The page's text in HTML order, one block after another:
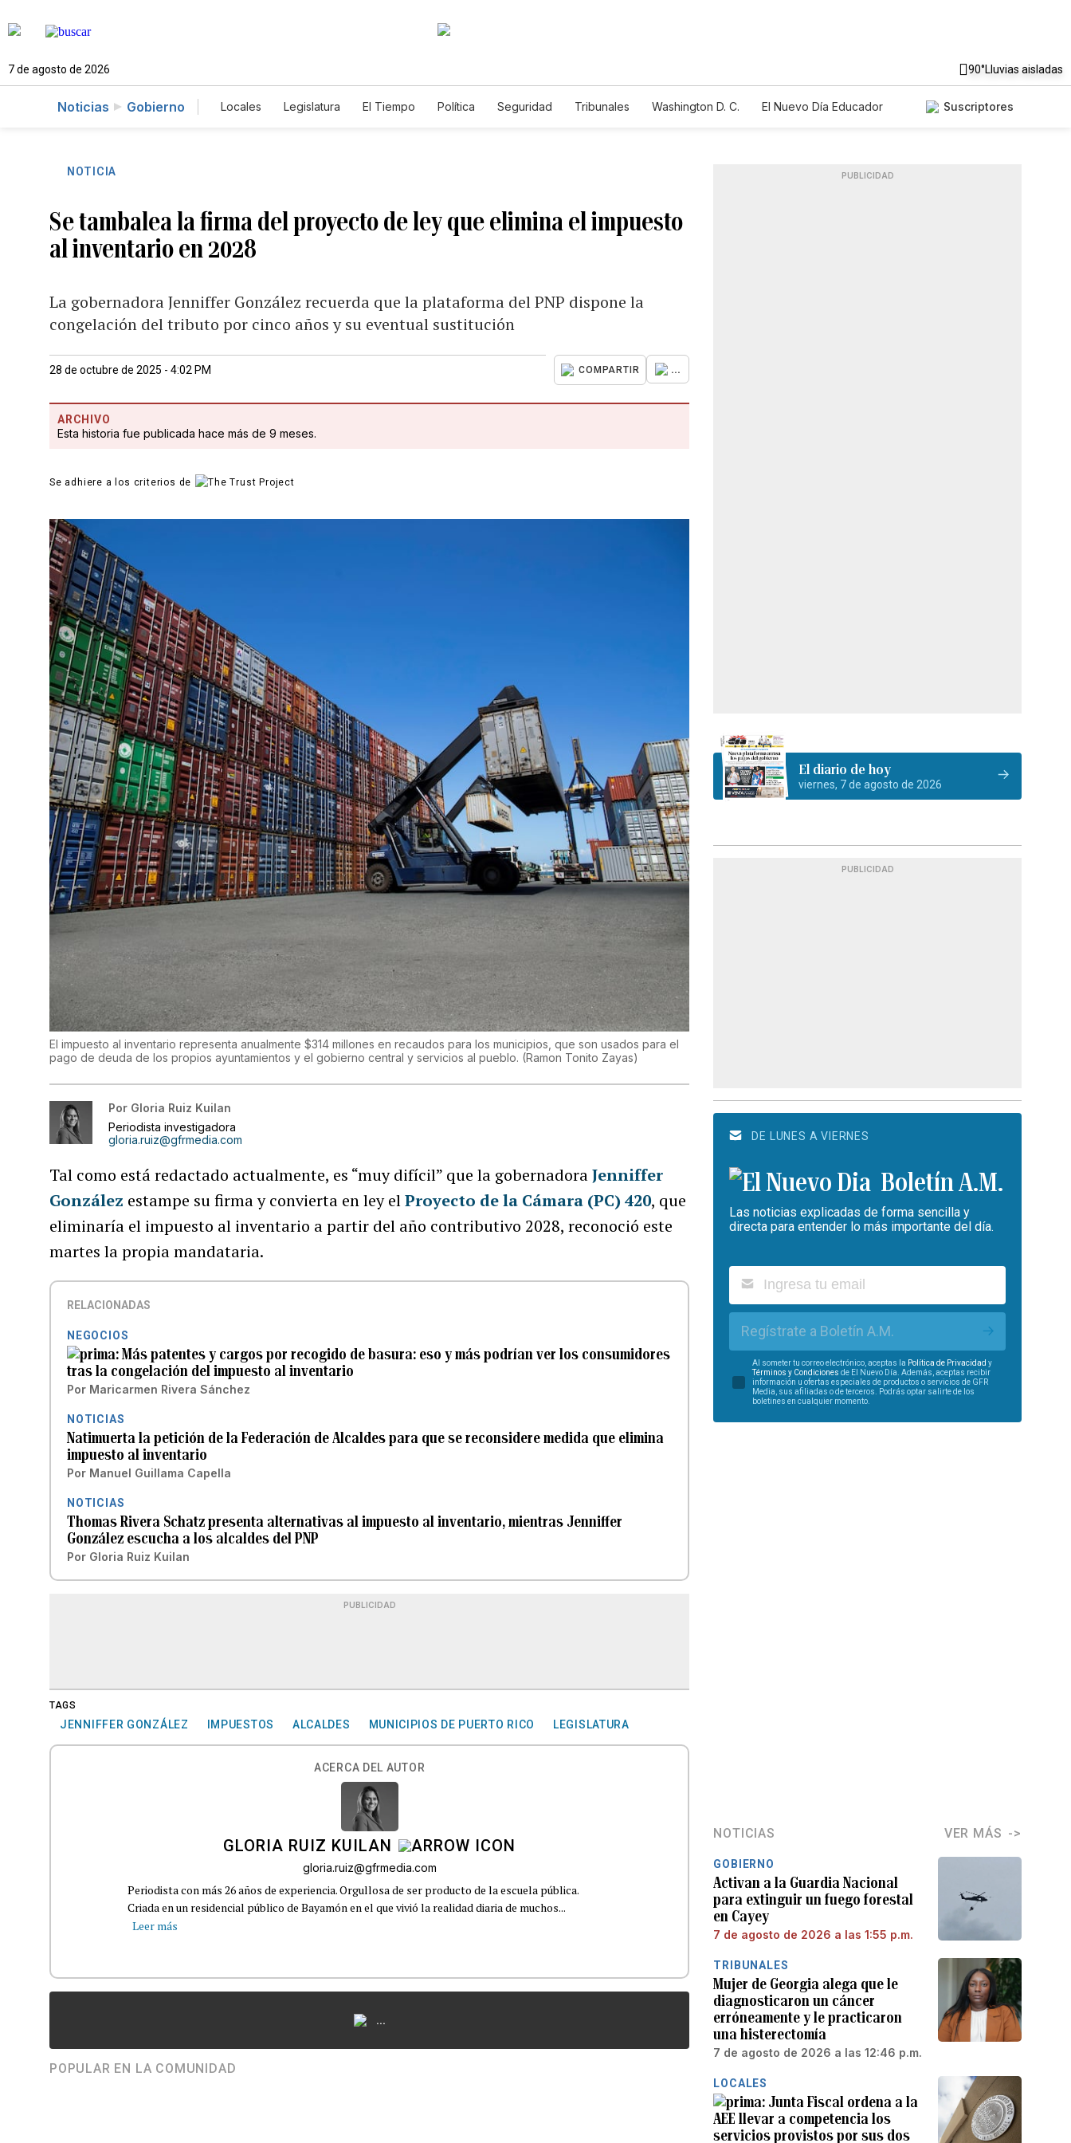
7 de agosto de 2026 90°Lluvias aisladas
Noticias Gobierno Locales Legislatura El Tiempo Política Seguridad Tribunales Washington D. C.
El Nuevo Día Educador
Suscriptores
NOTICIA
Se tambalea la firma del proyecto de ley que elimina el impuesto
al inventario en 2028
La gobernadora Jenniffer González recuerda que la plataforma del PNP dispone la
congelación del tributo por cinco años y su eventual sustitución
28 de octubre de 2025 - 4:02 PM COMPARTIR ...
ARCHIVO
Esta historia fue publicada hace más de 9 meses.
Se adhiere a los criterios de
El impuesto al inventario representa anualmente $314 millones en recaudos para los municipios, que son usados para el
pago de deuda de los propios ayuntamientos y el gobierno central y servicios al pueblo. (Ramon Tonito Zayas)
Por Gloria Ruiz Kuilan
Periodista investigadora
gloria.ruiz@gfrmedia.com
Tal como está redactado actualmente, es “muy difícil” que la gobernadoraJenniffer
González estampe su firma y convierta en ley elProyecto de la Cámara (PC) 420, que
eliminaría el impuesto al inventario a partir del año contributivo 2028, reconoció este
martes la propia mandataria.
RELACIONADAS
NEGOCIOS
Más patentes y cargos por recogido de basura: eso y más podrían ver los consumidores
tras la congelación del impuesto al inventario
Por Maricarmen Rivera Sánchez
NOTICIAS
Natimuerta la petición de la Federación de Alcaldes para que se reconsidere medida que elimina
impuesto al inventario
Por Manuel Guillama Capella
NOTICIAS
Thomas Rivera Schatz presenta alternativas al impuesto al inventario, mientras Jenniffer
González escucha a los alcaldes del PNP
Por Gloria Ruiz Kuilan
PUBLICIDAD
TAGS
JENNIFFER GONZÁLEZ IMPUESTOS ALCALDES MUNICIPIOS DE PUERTO RICO LEGISLATURA
ACERCA DEL AUTOR
GLORIA RUIZ KUILAN
gloria.ruiz@gfrmedia.com
Periodista con más 26 años de experiencia. Orgullosa de ser producto de la escuela pública.
Criada en un residencial público de Bayamón en el que vivió la realidad diaria de muchos...
Leer más
...
POPULAR EN LA COMUNIDAD
PUBLICIDAD
El diario de hoy
viernes, 7 de agosto de 2026
PUBLICIDAD
DE LUNES A VIERNES
Boletín A.M.
Las noticias explicadas de forma sencilla y
directa para entender lo más importante del día.
Regístrate a Boletín A.M.
Al someter tu correo electrónico, aceptas la Política de Privacidad y
Términos y Condiciones de El Nuevo Día. Además, aceptas recibir
información u ofertas especiales de productos o servicios de GFR
Media, sus afiliadas o de terceros. Podrás optar salirte de los
boletines en cualquier momento.
NOTICIAS VER MÁS
GOBIERNO
Activan a la Guardia Nacional
para extinguir un fuego forestal
en Cayey
7 de agosto de 2026 a las 1:55 p.m.
TRIBUNALES
Mujer de Georgia alega que le
diagnosticaron un cáncer
erróneamente y le practicaron
una histerectomía
7 de agosto de 2026 a las 12:46 p.m.
LOCALES
Junta Fiscal ordena a la
AEE llevar a competencia los
servicios provistos por sus dos